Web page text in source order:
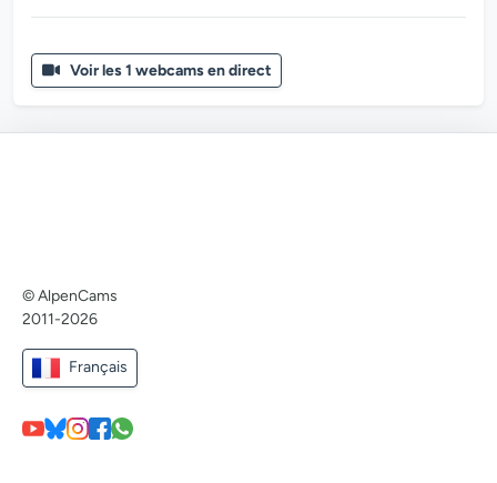
Voir les 1 webcams en direct
© AlpenCams
2011-2026
Français